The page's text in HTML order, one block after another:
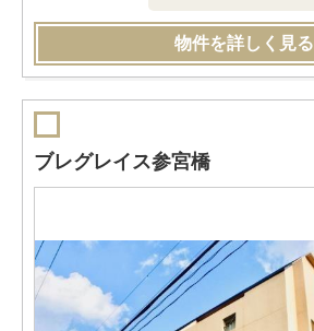
物件を詳しく見る
ブレグレイス参宮橋